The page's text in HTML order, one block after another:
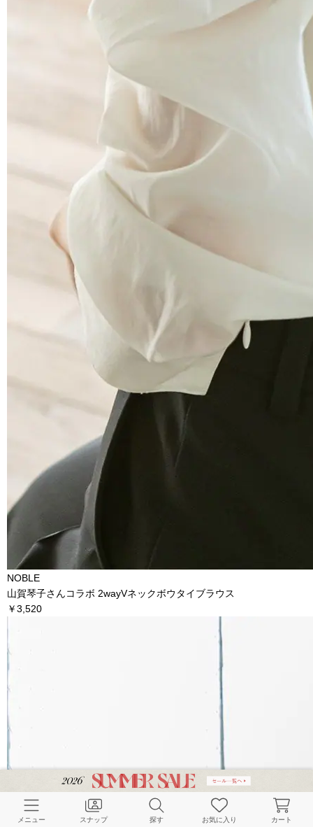
NOBLE
山賀琴子さんコラボ 2wayVネックボウタイブラウス
￥3,520
メニュー スナップ 探す お気に入り カート